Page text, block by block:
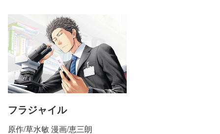
フラジャイル
原作/草水敏 漫画/恵三朗